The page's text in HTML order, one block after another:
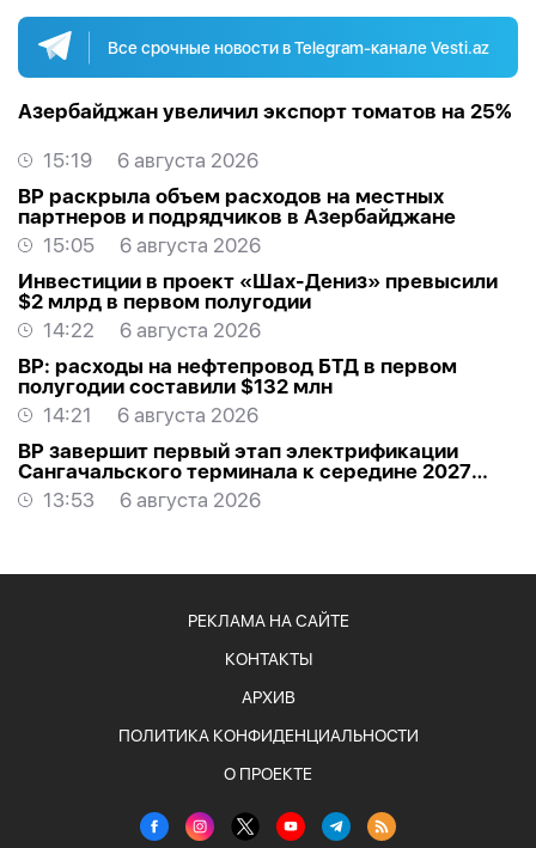
Все срочные новости в Telegram-канале Vesti.az
Азербайджан увеличил экспорт томатов на 25%
15:19
6 августа 2026
BP раскрыла объем расходов на местных
партнеров и подрядчиков в Азербайджане
15:05
6 августа 2026
Инвестиции в проект «Шах-Дениз» превысили
$2 млрд в первом полугодии
14:22
6 августа 2026
BP: расходы на нефтепровод БТД в первом
полугодии составили $132 млн
14:21
6 августа 2026
BP завершит первый этап электрификации
Сангачальского терминала к середине 2027
года13:53 6 августа 2026
РЕКЛАМА НА САЙТЕ
КОНТАКТЫ
АРХИВ
ПОЛИТИКА КОНФИДЕНЦИАЛЬНОСТИ
О ПРОЕКТЕ